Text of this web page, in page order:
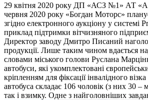
29 квітня 2020 року ДП «АСЗ №1» АТ «АК
червня 2020 року «Богдан Моторс»
згідно електронного аукціону у
приклад підтримки вітчизняного
Директор заводу Дмитро Писаний
продукції. Лише таким чином вдається
словами міського голови Руслана
автобуси, які укомплектовані
кріпленням для фіксації інвалідного
автобуса складає 106 чоловік (з них 30
так і взимку. Одне з найголовніших